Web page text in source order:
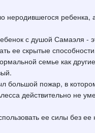
ребенка,
с душой Самаэля -
ее скрытые
семье как
большой пожар, в
действительно не
ее силы без